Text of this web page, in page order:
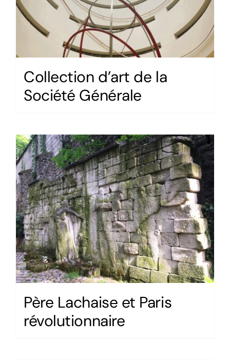
Collection d’art de la
Société Générale
Père Lachaise et Paris
révolutionnaire